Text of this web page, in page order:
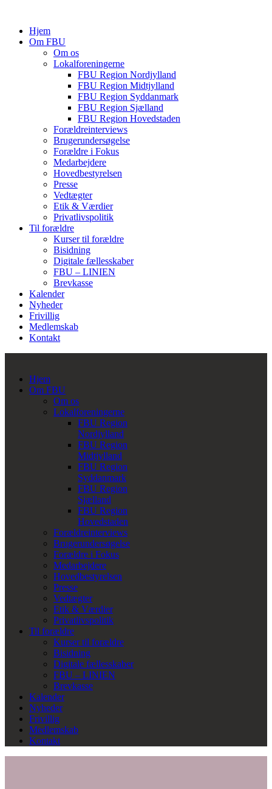
Hjem
Om FBU
Om os
Lokalforeningerne
FBU Region Nordjylland
FBU Region Midtjylland
FBU Region Syddanmark
FBU Region Sjælland
FBU Region Hovedstaden
Forældreinterviews
Brugerundersøgelse
Forældre i Fokus
Medarbejdere
Hovedbestyrelsen
Presse
Vedtægter
Etik & Værdier
Privatlivspolitik
Til forældre
Kurser til forældre
Bisidning
Digitale fællesskaber
FBU – LINIEN
Brevkasse
Kalender
Nyheder
Frivillig
Medlemskab
Kontakt
Hjem
Om FBU
Om os
Lokalforeningerne
FBU Region
Nordjylland
FBU Region
Midtjylland
FBU Region
Syddanmark
FBU Region
Sjælland
FBU Region
Hovedstaden
Forældreinterviews
Brugerundersøgelse
Forældre i Fokus
Medarbejdere
Hovedbestyrelsen
Presse
Vedtægter
Etik & Værdier
Privatlivspolitik
Til forældre
Kurser til forældre
Bisidning
Digitale fællesskaber
FBU – LINIEN
Brevkasse
Kalender
Nyheder
Frivillig
Medlemskab
Kontakt